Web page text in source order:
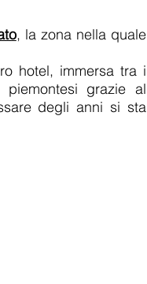
, la zona nella quale
hotel, immersa tra i
grazie al
degli anni si sta